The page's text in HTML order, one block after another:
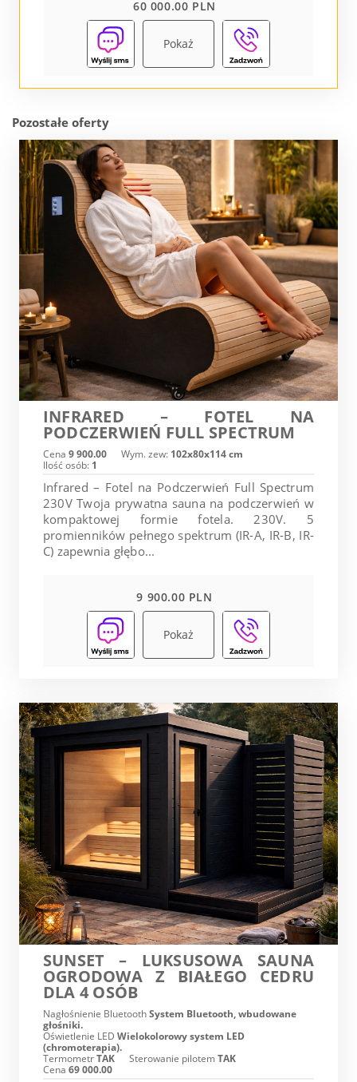
60 000.00 PLN
Pokaż
Pozostałe oferty
INFRARED – FOTEL NA
PODCZERWIEŃ FULL SPECTRUM
Cena 9 900.00 Wym. zew: 102x80x114 cm
Ilość osób: 1
Infrared – Fotel na Podczerwień Full Spectrum
230V Twoja prywatna sauna na podczerwień w
kompaktowej formie fotela. 230V. 5
promienników pełnego spektrum (IR-A, IR-B, IR-
C) zapewnia głębo...
9 900.00 PLN
Pokaż
SUNSET – LUKSUSOWA SAUNA
OGRODOWA Z BIAŁEGO CEDRU
DLA 4 OSÓB
Nagłośnienie BluetoothSystem Bluetooth, wbudowane
głośniki.
Oświetlenie LED Wielokolorowy system LED
(chromoterapia).
TermometrTAK Sterowanie pilotemTAK
Cena 69 000.00